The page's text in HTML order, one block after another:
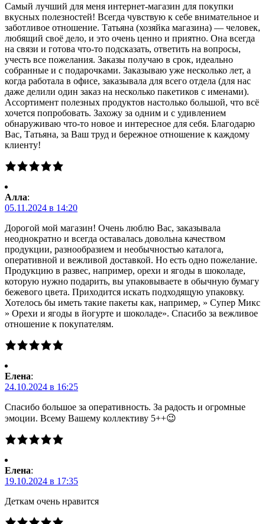
Самый лучший для меня интернет-магазин для покупки
вкусных полезностей! Всегда чувствую к себе внимательное и
заботливое отношение. Татьяна (хозяйка магазина) — человек,
любящий своё дело, и это очень ценно и приятно. Она всегда
на связи и готова что-то подсказать, ответить на вопросы,
учесть все пожелания. Заказы получаю в срок, идеально
собранные и с подарочками. Заказываю уже несколько лет, а
когда работала в офисе, заказывала для всего отдела (для нас
даже делили один заказ на несколько пакетиков с именами).
Ассортимент полезных продуктов настолько большой, что всё
хочется попробовать. Захожу за одним и с удивлением
обнаруживаю что-то новое и интересное для себя. Благодарю
Вас, Татьяна, за Ваш труд и бережное отношение к каждому
клиенту!
Алла:
05.11.2024 в 14:20
Дорогой мой магазин! Очень люблю Вас, заказывала
неоднократно и всегда оставалась довольна качеством
продукции, разнообразием и необычностью каталога,
оперативной и вежливой доставкой. Но есть одно пожелание.
Продукцию в развес, например, орехи и ягоды в шоколаде,
которую нужно подарить, вы упаковываете в обычную бумагу
бежевого цвета. Приходится искать подходящую упаковку.
Хотелось бы иметь такие пакеты как, например, » Супер Микс
» Орехи и ягоды в йогурте и шоколаде». Спасибо за вежливое
отношение к покупателям.
Елена:
24.10.2024 в 16:25
Спасибо большое за оперативность. За радость и огромные
эмоции. Всему Вашему коллективу 5++😉
Елена:
19.10.2024 в 17:35
Деткам очень нравится